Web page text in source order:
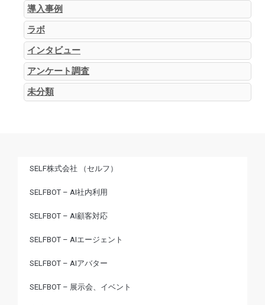
導入事例
ラボ
インタビュー
アンケート調査
未分類
SELF株式会社 （セルフ）
SELFBOT – AI社内利用
SELFBOT – AI顧客対応
SELFBOT – AIエージェント
SELFBOT – AIアバター
SELFBOT – 展示会、イベント